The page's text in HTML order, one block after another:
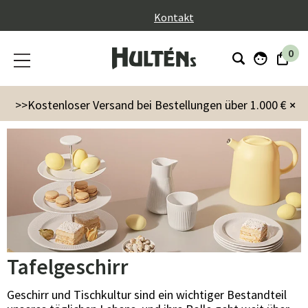
Kontakt
0
×
>>Kostenloser Versand bei Bestellungen über 1.000 €
Innenausstattung Küche & Servieren Tafelgeschirr
Tafelgeschirr
Geschirr und Tischkultur sind ein wichtiger Bestandteil